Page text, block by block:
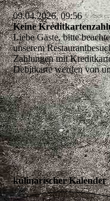
09.04.2026, 09:56
Keine
Liebe Gäste, bitte
unserem
Zahlungen mit
Debitkarte werden von
kulinarischer Kalender